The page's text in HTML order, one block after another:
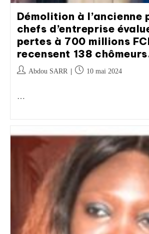
Démolition à l’ancienne
chefs d’entreprise
pertes à 700 millions
recensent 138
Abdou SARR 10 mai 2024
…